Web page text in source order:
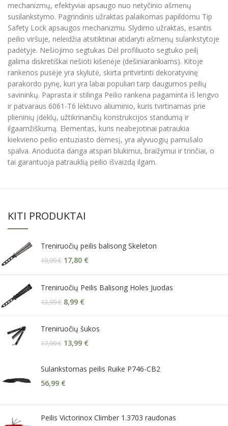
mechanizmų, efektyviai apsaugo nuo netyčinio ašmenų
susilankstymo. Pagrindinis užraktas palaikomas papildomu Tip
Safety Lock apsaugos mechanizmu. Slydimo užraktas, esantis
peilio viršuje, neleidžia atsitiktinai atidaryti ašmenų sulankstytoje
padėtyje. Nešiojimo segtukas Dėl profiliuoto segtuko peilį
galima diskretiškai nešioti kišenėje (dešiniarankiams). Kitoje
rankenos pusėje yra skylutė, skirta pritvirtinti dekoratyvinę
parakordo pynę, kuri yra labai populiari tarp daugumos peilių
savininkų. Paprasta ir stilinga Peilio rankena pagaminta iš lengvo
ir patvaraus 6061-T6 lėktuvo aliuminio, kuris tvirtinamas prie
plieninių įdėklų, užtikrinančių konstrukcijos standumą ir
ilgaamžiškumą. Elementas, kuris neabejotinai patraukia
kiekvieno peilio entuziasto dėmesį, yra alyvuogių pamušalo
spalva. Anoduota danga atspari blukimui, braižymui ir trinčiai, o
tai garantuoja patrauklią peilio išvaizdą ilgam.
KITI PRODUKTAI
Treniruočių peilis balisong Skeleton
19,99€ 17,80 €
Treniruočių Peilis Balisong Holes Juodas
13,99€ 8,99 €
Treniruočių šukos
17,99€ 13,99 €
Sulankstomas peilis Ruike P746-CB2
56,99 €
Peilis Victorinox Climber 1.3703 raudonas